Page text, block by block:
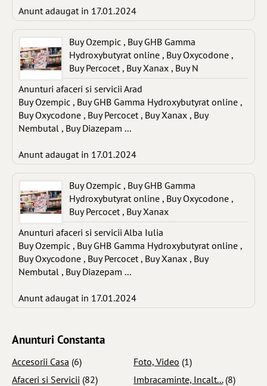
Anunt adaugat in 17.01.2024
Buy Ozempic , Buy GHB Gamma
Hydroxybutyrat online , Buy Oxycodone ,
Buy Percocet , Buy Xanax , Buy N
Anunturi afaceri si servicii Arad
Buy Ozempic , Buy GHB Gamma Hydroxybutyrat online ,
Buy Oxycodone , Buy Percocet , Buy Xanax , Buy
Nembutal , Buy Diazepam ...
Anunt adaugat in 17.01.2024
Buy Ozempic , Buy GHB Gamma
Hydroxybutyrat online , Buy Oxycodone ,
Buy Percocet , Buy Xanax
Anunturi afaceri si servicii Alba Iulia
Buy Ozempic , Buy GHB Gamma Hydroxybutyrat online ,
Buy Oxycodone , Buy Percocet , Buy Xanax , Buy
Nembutal , Buy Diazepam ...
Anunt adaugat in 17.01.2024
Anunturi Constanta
Accesorii Casa (6)
Afaceri si Servicii (82)
Foto, Video (1)
Imbracaminte, Incalt... (8)